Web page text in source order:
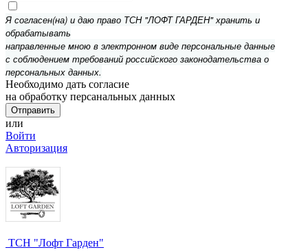
Я согласен(на) и даю право ТСН "ЛОФТ ГАРДЕН" хранить и
обрабатывать
направленные мною в электронном виде персональные данные
с соблюдением требований российского законодательства о
персональных данных.
Необходимо дать согласие
на обработку персанальных данных
или
Войти
Авторизация
ТСН "Лофт Гарден"